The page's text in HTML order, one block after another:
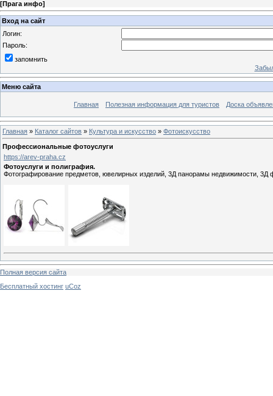
[Прага инфо]
Вход на сайт
Логин:
Пароль:
запомнить
Меню сайта
Главная Полезная информация для туристов Доска
Главная » Каталог сайтов » Культура и искусство » Фотоискусство
Профессиональные фотоуслуги
https://arev-praha.cz
Фотоуслуги и полиграфия.
Фотографирование предметов, ювелирных изделий, 3Д панорамы недвижимости, 3Д
Полная версия сайта
Бесплатный хостинг uCoz